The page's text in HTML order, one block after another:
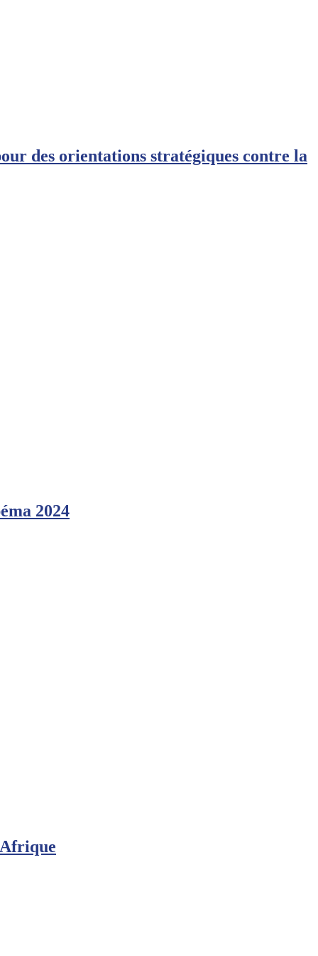
des orientations stratégiques contre la
2024
Afrique